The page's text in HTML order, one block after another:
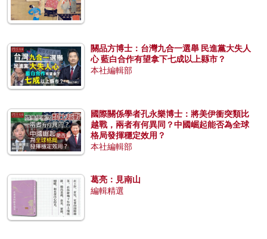
關品方博士：台灣九合一選舉 民進黨大失人
心 藍白合作有望拿下七成以上縣市？
本社編輯部
國際關係學者孔永樂博士：將美伊衝突類比
越戰，兩者有何異同？中國崛起能否為全球
格局發揮穩定效用？
本社編輯部
葛亮：見南山
編輯精選